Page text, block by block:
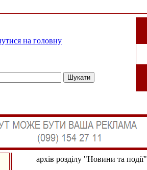
архів розділу "Новини та події"